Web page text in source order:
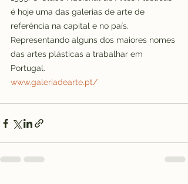
é hoje uma das galerias de arte de
referência na capital e no país.
Representando alguns dos maiores nomes
das artes plásticas a trabalhar em
Portugal.
www.galeriadearte.pt/